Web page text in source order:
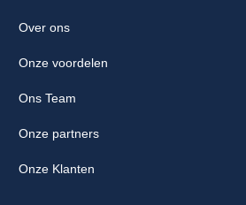
Over ons
Onze voordelen
Ons Team
Onze partners
Onze Klanten